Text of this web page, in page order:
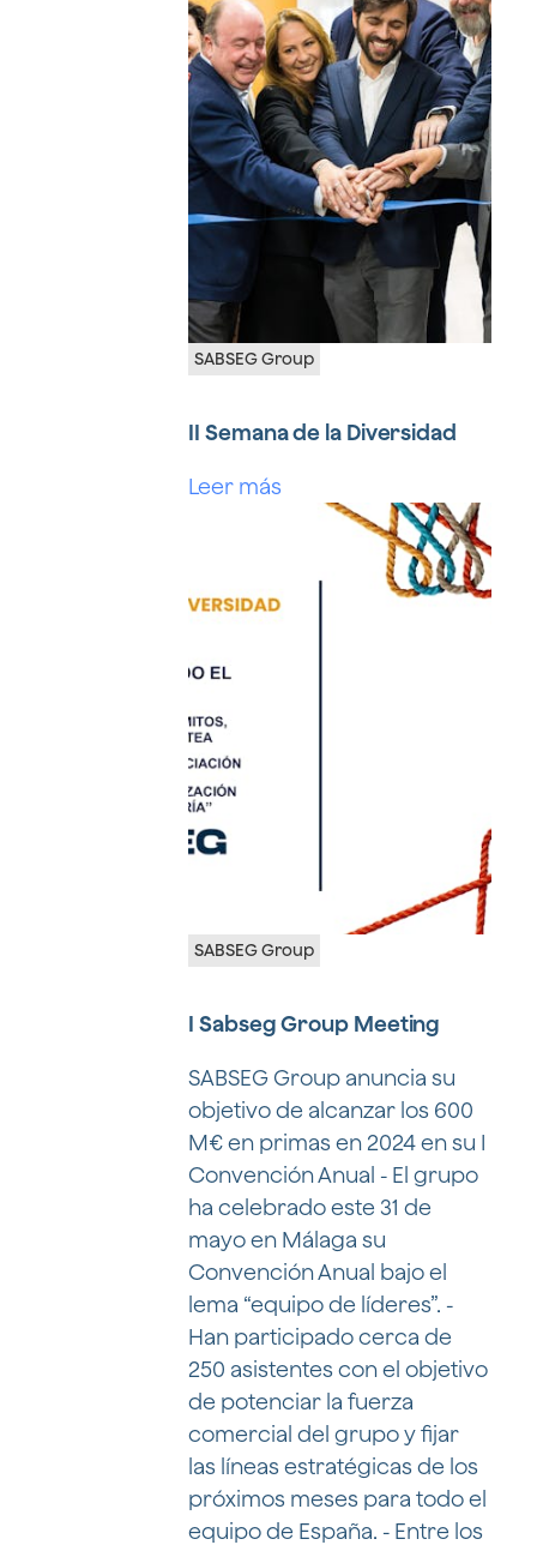
SABSEG Group
II Semana de la Diversidad
Leer más
SABSEG Group
I Sabseg Group Meeting
SABSEG Group anuncia su
objetivo de alcanzar los 600
M€ en primas en 2024 en su I
Convención Anual - El grupo
ha celebrado este 31 de
mayo en Málaga su
Convención Anual bajo el
lema “equipo de líderes”. -
Han participado cerca de
250 asistentes con el objetivo
de potenciar la fuerza
comercial del grupo y fijar
las líneas estratégicas de los
próximos meses para todo el
equipo de España. - Entre los